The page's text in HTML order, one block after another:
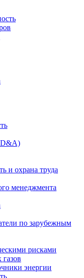
и охрана труда
менеджмента
по зарубежным
рисками
энергии